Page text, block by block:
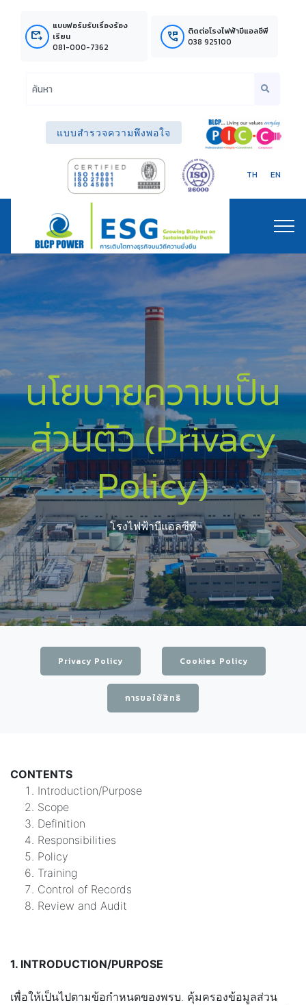
outgoing_mail
แบบฟอร์มรับเรื่องร้อง
เรียน
081-000-7362
perm_phone_msg
ติดต่อโรงไฟฟ้าบีแอลซีพี
038 925100
แบบสำรวจความพึงพอใจ
TH EN
นโยบายความเป็น
ส่วนตัว (Privacy
Policy)
โรงไฟฟ้าบีแอลซีพี
Privacy Policy Cookies Policy
การขอใช้สิทธิ
CONTENTS
Introduction/Purpose
Scope
Definition
Responsibilities
Policy
Training
Control of Records
Review and Audit
1. INTRODUCTION/PURPOSE
เพื่อให้เป็นไปตามข้อกำหนดของพรบ. คุ้มครองข้อมูลส่วน